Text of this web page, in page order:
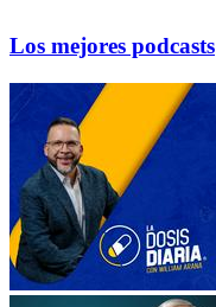
Los mejores podcasts